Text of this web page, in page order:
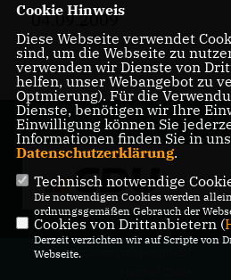
04.09.2009
@2026 Bundestagsabgeordneter
Cookie Hinweis
Diese Webseite verwendet
sind, um die Webseite zu
verwenden wir Dienste von
helfen, unser Webangebot zu
Optmierung). Für die
Dienste, benötigen wir Ihre
Einwilligung können Sie
Informationen finden Sie in
Datenschutzerklärung.
Technisch notwendige
Die notwendigen Cookies werden
ordnungsgemäßen Gebrauch der
Cookies von Drittanbietern (
Derzeit verzichten wir auf Scripte von
Webseite.